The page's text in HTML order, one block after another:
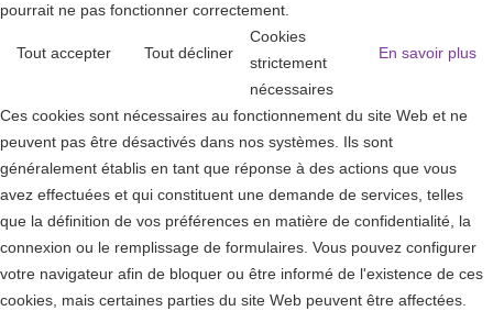
pourrait ne pas fonctionner correctement.
Tout accepter Tout décliner En savoir plus
Cookies
strictement
nécessaires
Ces cookies sont nécessaires au fonctionnement du site Web et ne
peuvent pas être désactivés dans nos systèmes. Ils sont
généralement établis en tant que réponse à des actions que vous
avez effectuées et qui constituent une demande de services, telles
que la définition de vos préférences en matière de confidentialité, la
connexion ou le remplissage de formulaires. Vous pouvez configurer
votre navigateur afin de bloquer ou être informé de l'existence de ces
cookies, mais certaines parties du site Web peuvent être affectées.